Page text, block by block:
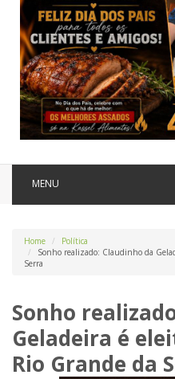
MENU
Home
Política
Sonho realizado: Claudinho da
Serra
Sonho
Geladeira é
Rio Grande da